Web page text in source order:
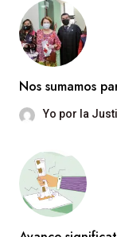
Nos sumamos
Yo por la